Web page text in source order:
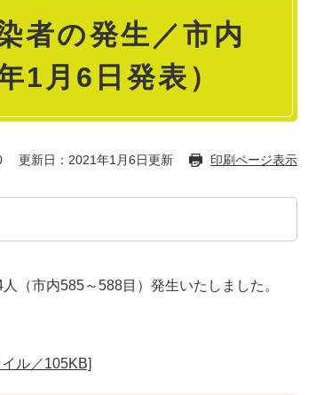
者の発生／市内
1月6日発表）
更新日：2021年1月6日更新 印刷ページ表示
（市内585～588目）発生いたしました。
ル／105KB]